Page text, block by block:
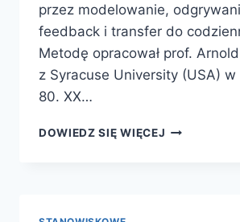
przez modelowanie,
feedback i transfer do
Metodę opracował prof.
z Syracuse University (USA)
80. XX…
DOWIEDZ SIĘ WIĘCEJ TUS